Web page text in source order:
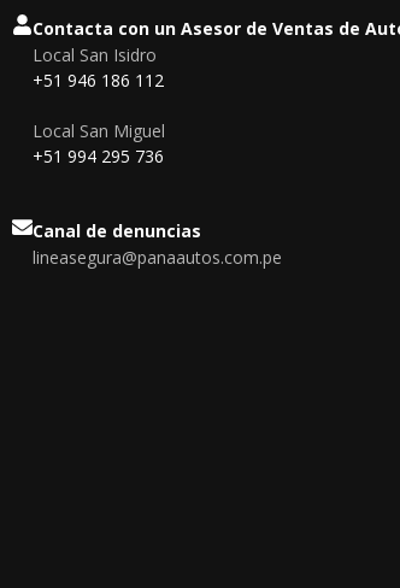
Contacta con un Asesor de Ventas de
Local San Isidro
+51 946 186 112
Local San Miguel
‎+51 994 295 736
Canal de denuncias
lineasegura@panaautos.com.pe